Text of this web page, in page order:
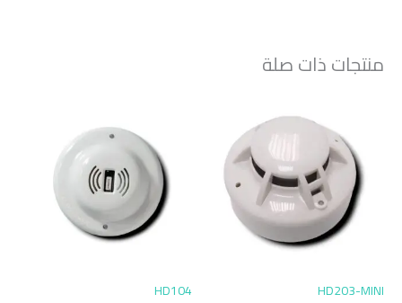
منتجات ذات صلة
HD203-MINI
HD104